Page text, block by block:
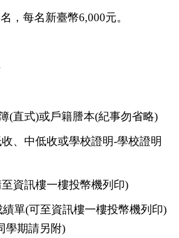
，每名新臺幣6,000元。
(直式)或戶籍謄本(紀事勿省略)
、中低收或學校證明-學校證明
資訊樓一樓投幣機列印)
績單(可至資訊樓一樓投幣機列印)
學期請另附)